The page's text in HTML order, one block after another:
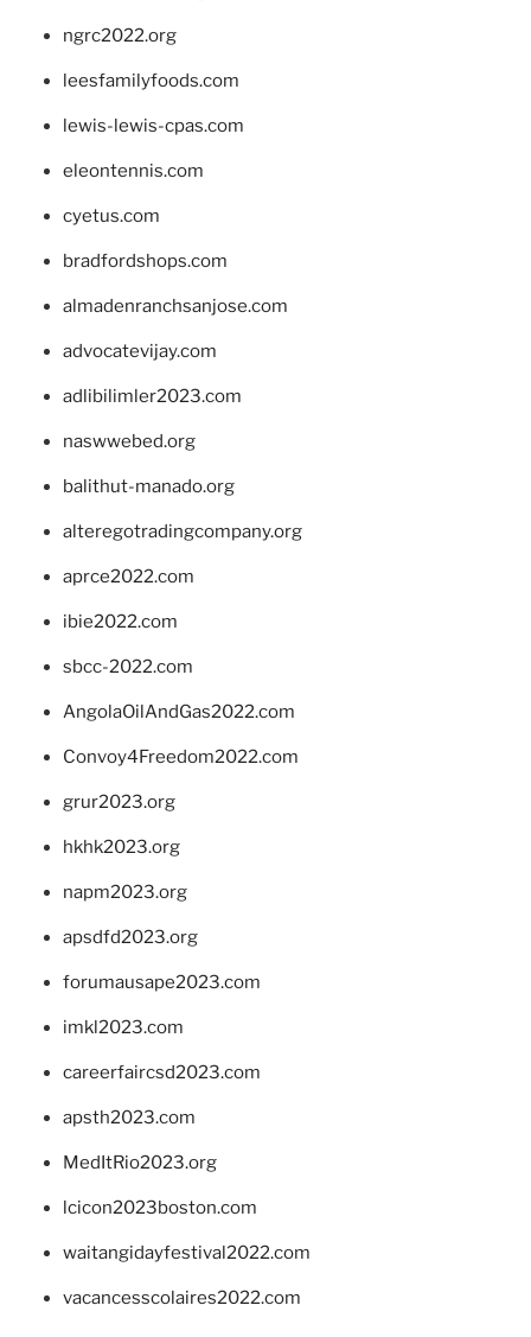
ngrc2022.org
leesfamilyfoods.com
lewis-lewis-cpas.com
eleontennis.com
cyetus.com
bradfordshops.com
almadenranchsanjose.com
advocatevijay.com
adlibilimler2023.com
naswwebed.org
balithut-manado.org
alteregotradingcompany.org
aprce2022.com
ibie2022.com
sbcc-2022.com
AngolaOilAndGas2022.com
Convoy4Freedom2022.com
grur2023.org
hkhk2023.org
napm2023.org
apsdfd2023.org
forumausape2023.com
imkl2023.com
careerfaircsd2023.com
apsth2023.com
MedItRio2023.org
lcicon2023boston.com
waitangidayfestival2022.com
vacancesscolaires2022.com